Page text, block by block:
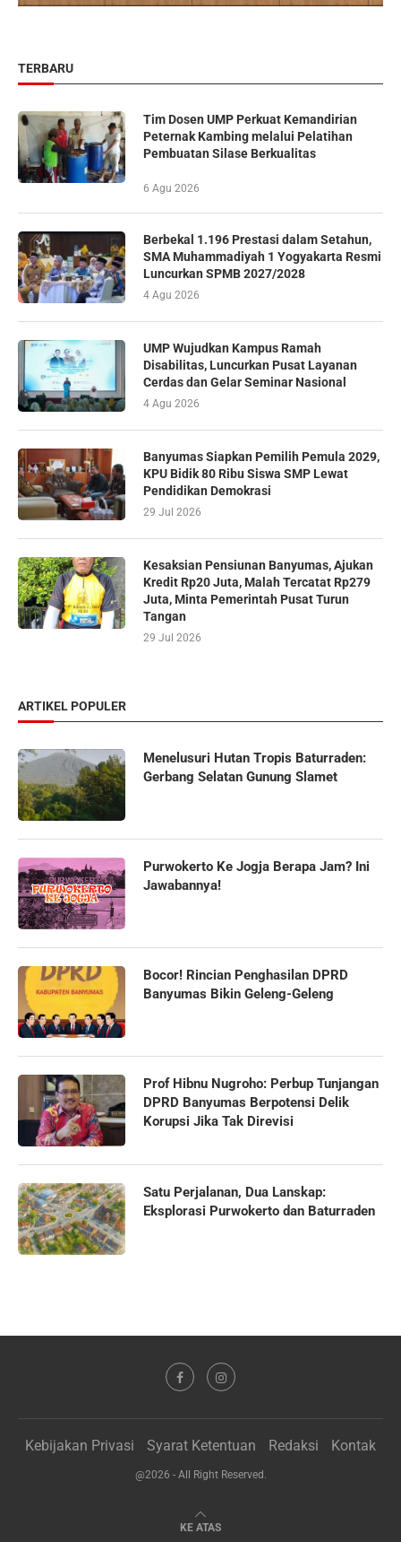
TERBARU
Tim Dosen UMP Perkuat Kemandirian
Peternak Kambing melalui Pelatihan
Pembuatan Silase Berkualitas
6 Agu 2026
Berbekal 1.196 Prestasi dalam Setahun,
SMA Muhammadiyah 1 Yogyakarta Resmi
Luncurkan SPMB 2027/2028
4 Agu 2026
UMP Wujudkan Kampus Ramah
Disabilitas, Luncurkan Pusat Layanan
Cerdas dan Gelar Seminar Nasional
4 Agu 2026
Banyumas Siapkan Pemilih Pemula 2029,
KPU Bidik 80 Ribu Siswa SMP Lewat
Pendidikan Demokrasi
29 Jul 2026
Kesaksian Pensiunan Banyumas, Ajukan
Kredit Rp20 Juta, Malah Tercatat Rp279
Juta, Minta Pemerintah Pusat Turun
Tangan
29 Jul 2026
ARTIKEL POPULER
Menelusuri Hutan Tropis Baturraden:
Gerbang Selatan Gunung Slamet
Purwokerto Ke Jogja Berapa Jam? Ini
Jawabannya!
Bocor! Rincian Penghasilan DPRD
Banyumas Bikin Geleng-Geleng
Prof Hibnu Nugroho: Perbup Tunjangan
DPRD Banyumas Berpotensi Delik
Korupsi Jika Tak Direvisi
Satu Perjalanan, Dua Lanskap:
Eksplorasi Purwokerto dan Baturraden
Kebijakan Privasi Syarat Ketentuan Redaksi Kontak
@2026 - All Right Reserved.
KE ATAS